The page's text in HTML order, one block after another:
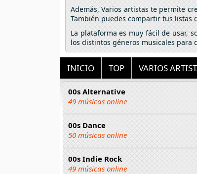
Además, Varios artistas te permite
También puedes compartir tus listas
La plataforma es muy fácil de usar,
los distintos géneros musicales para
INICIO TOP VARIOS
00s Alternative
49 músicas online
00s Dance
50 músicas online
00s Indie Rock
49 músicas online